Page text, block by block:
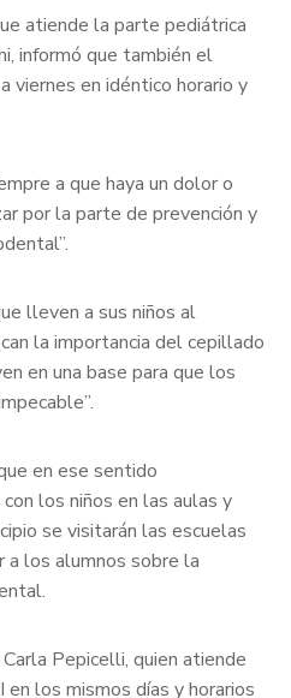
atiende la parte pediátrica
informó que también el
viernes en idéntico horario y
a que haya un dolor o
por la parte de prevención y
lleven a sus niños al
la importancia del cepillado
en una base para que los
en ese sentido
los niños en las aulas y
se visitarán las escuelas
a los alumnos sobre la
Pepicelli, quien atiende
en los mismos días y horarios